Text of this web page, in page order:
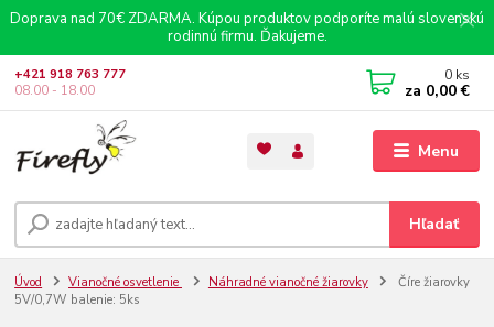
Doprava nad 70€ ZDARMA. Kúpou produktov podporíte malú slovenskú
rodinnú firmu. Ďakujeme.
Menu
Hľadať
+421 918 763 777
08.00 - 18.00
0 ks
za 0,00 €
Úvod Vianočné osvetlenie Náhradné vianočné žiarovky
Číre žiarovky
5V/0,7W balenie: 5ks